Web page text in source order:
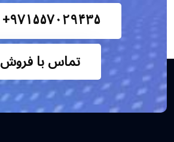
+۹۷۱۵۵۷۰۲۹۴۳۵
تماس با فروش